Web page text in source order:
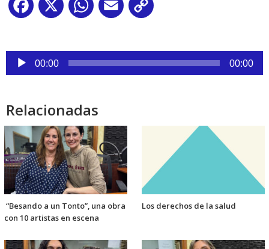
Facebook
X WhatsApp
Email
Reproductor
de
00:00 00:00
Relacionadas
“Besando a un Tonto”, una obra
con 10 artistas en escena
Los derechos de la salud